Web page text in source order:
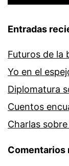
Entradas
Futuros de la
Yo en el
Diplomatura
Cuentos
Charlas
Comentarios